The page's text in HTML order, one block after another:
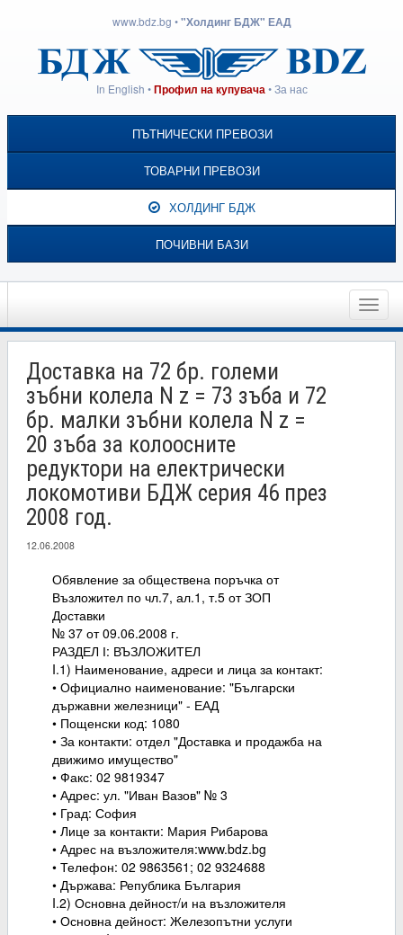
www.bdz.bg •"Холдинг БДЖ" ЕАД
In English •Профил на купувача •За нас
ПЪТНИЧЕСКИ ПРЕВОЗИ
ТОВАРНИ ПРЕВОЗИ
ХОЛДИНГ БДЖ
ПОЧИВНИ БАЗИ
Toggle
Доставка на 72 бр. големи
зъбни колела N z = 73 зъба и 72
бр. малки зъбни колела N z =
20 зъба за колоосните
редуктори на електрически
локомотиви БДЖ серия 46 през
2008 год.
12.06.2008
Обявление за обществена поръчка от
Възложител по чл.7, ал.1, т.5 от ЗОП
Доставки
№ 37 от 09.06.2008 г.
РАЗДЕЛ І: ВЪЗЛОЖИТЕЛ
I.1) Наименование, адреси и лица за контакт:
• Официално наименование: "Български
държавни железници" - ЕАД
• Пощенски код: 1080
• За контакти: отдел "Доставка и продажба на
движимо имущество"
• Факс: 02 9819347
• Адрес: ул. "Иван Вазов" № 3
• Град: София
• Лице за контакти: Мария Рибарова
• Адрес на възложителя:www.bdz.bg
• Телефон: 02 9863561; 02 9324688
• Държава: Република България
I.2) Основна дейност/и на възложителя
• Основна дейност: Железопътни услуги